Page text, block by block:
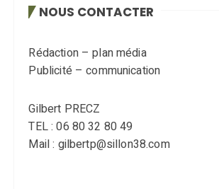
NOUS CONTACTER
Rédaction – plan média
Publicité – communication
Gilbert PRECZ
TEL : 06 80 32 80 49
Mail : gilbertp@sillon38.com